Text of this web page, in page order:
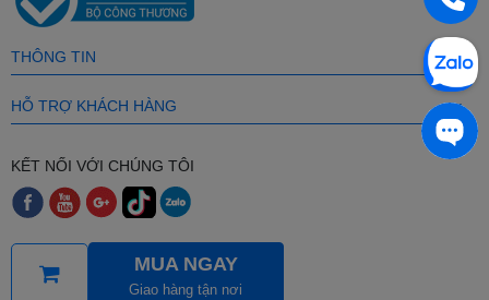
MUA NGAY
Giao hàng tận nơi
THÔNG TIN
HỖ TRỢ KHÁCH HÀNG
KẾT NỐI VỚI CHÚNG TÔI
CÁCH THỨC THANH TOÁN